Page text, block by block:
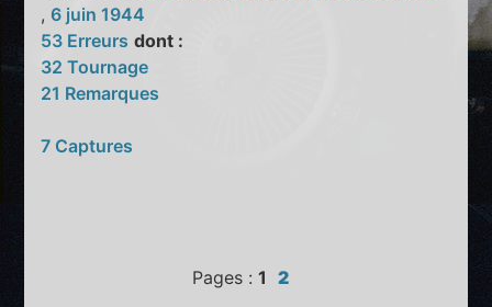
,6 juin 1944
53 Erreurs dont :
32 Tournage
21 Remarques
7 Captures
Pages : 1 2